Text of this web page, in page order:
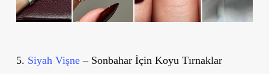
5. Siyah Vişne– Sonbahar İçin Koyu Tırnaklar